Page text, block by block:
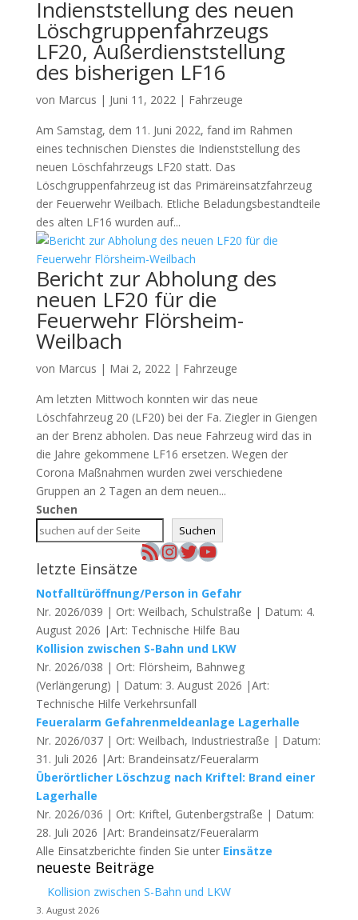
Indienststellung des neuen
Löschgruppenfahrzeugs
LF20, Außerdienststellung
des bisherigen LF16
von Marcus | Juni 11, 2022| Fahrzeuge
Am Samstag, dem 11. Juni 2022, fand im Rahmen
eines technischen Dienstes die Indienststellung des
neuen Löschfahrzeugs LF20 statt. Das
Löschgruppenfahrzeug ist das Primäreinsatzfahrzeug
der Feuerwehr Weilbach. Etliche Beladungsbestandteile
des alten LF16 wurden auf...
Bericht zur Abholung des
neuen LF20 für die
Feuerwehr Flörsheim-
Weilbach
von Marcus | Mai 2, 2022| Fahrzeuge
Am letzten Mittwoch konnten wir das neue
Löschfahrzeug 20 (LF20) bei der Fa. Ziegler in Giengen
an der Brenz abholen. Das neue Fahrzeug wird das in
die Jahre gekommene LF16 ersetzen. Wegen der
Corona Maßnahmen wurden zwei verschiedene
Gruppen an 2 Tagen an dem neuen...
Suchen
Suchen
RSS-FeedInstagram
Twitter
YouTube
letzte Einsätze
Notfalltüröffnung/Person in Gefahr
Nr. 2026/039 | Ort: Weilbach, Schulstraße | Datum: 4.
August 2026 |Art: Technische Hilfe Bau
Kollision zwischen S-Bahn und LKW
Nr. 2026/038 | Ort: Flörsheim, Bahnweg
(Verlängerung) | Datum: 3. August 2026 |Art:
Technische Hilfe Verkehrsunfall
Feueralarm Gefahrenmeldeanlage Lagerhalle
Nr. 2026/037 | Ort: Weilbach, Industriestraße | Datum:
31. Juli 2026 |Art: Brandeinsatz/Feueralarm
Überörtlicher Löschzug nach Kriftel: Brand einer
Lagerhalle
Nr. 2026/036 | Ort: Kriftel, Gutenbergstraße | Datum:
28. Juli 2026 |Art: Brandeinsatz/Feueralarm
Alle Einsatzberichte finden Sie unter Einsätze
neueste Beiträge
Kollision zwischen S-Bahn und LKW
3. August 2026